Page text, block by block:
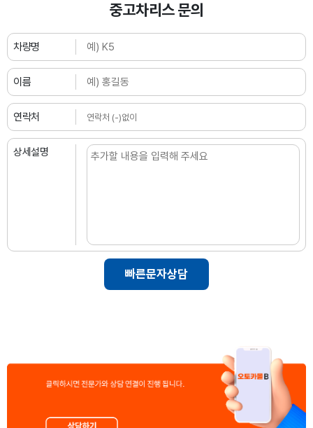
중고차리스 문의
차량명
이름
연락처
상세설명